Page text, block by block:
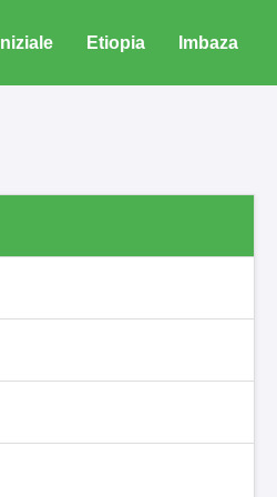
Iniziale Etiopia Imbaza